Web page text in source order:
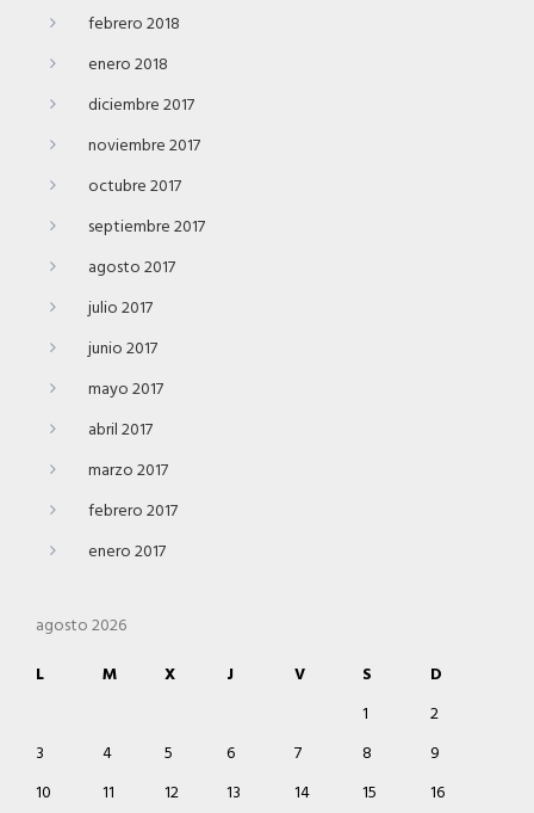
febrero 2018
enero 2018
diciembre 2017
noviembre 2017
octubre 2017
septiembre 2017
agosto 2017
julio 2017
junio 2017
mayo 2017
abril 2017
marzo 2017
febrero 2017
enero 2017
agosto 2026
L
M X J V S
D
1
2
3
4 5 6 7 8
9
10
11 12 13 14 15 16